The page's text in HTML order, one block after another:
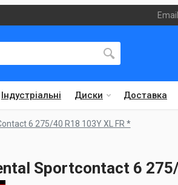
Індустріальні Диски Доставка
6 275/40 R18 103Y XL FR *
Sportcontact 6